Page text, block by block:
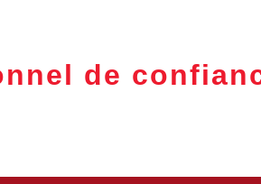
de